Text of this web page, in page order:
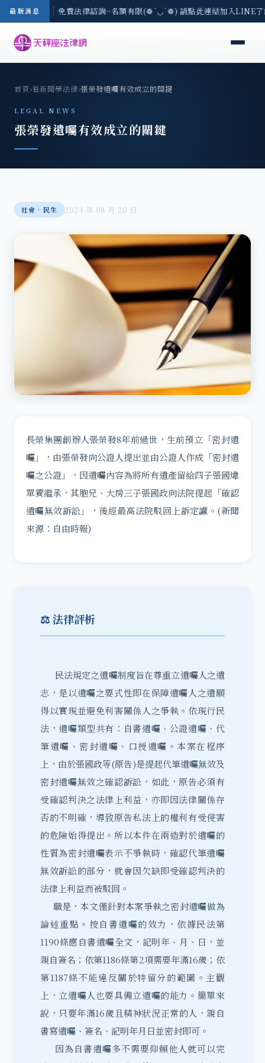
最新消息
-8/3(一) 現場免費法律諮詢~名額有限(❁´◡`❁) 請點此連結加入LINE
首頁›看新聞學法律›張榮發遺囑有效成立的關鍵
LEGAL NEWS
張榮發遺囑有效成立的關鍵
社會‧民生 2024 年 08 月 20 日
長榮集團創辦人張榮發8年前過世，生前預立「密封遺
囑」，由張榮發向公證人提出並由公證人作成「密封遺
囑之公證」，因遺囑內容為將所有遺產留給四子張國煒
單獨繼承，其胞兄、大房三子張國政向法院提起「確認
遺囑無效訴訟」，後經最高法院駁回上訴定讞。(新聞
來源：自由時報)
⚖️ 法律評析
民法規定之遺囑制度旨在尊重立遺囑人之遺
志，是以遺囑之要式性即在保障遺囑人之遺願
得以實現並避免利害關係人之爭執。依現行民
法，遺囑類型共有：自書遺囑、公證遺囑、代
筆遺囑、密封遺囑、口授遺囑。本案在程序
上，由於張國政等(原告)是提起代筆遺囑無效及
密封遺囑無效之確認訴訟，如此，原告必須有
受確認判決之法律上利益，亦即因法律關係存
否的不明確，導致原告私法上的權利有受侵害
的危險始得提出。所以本件在兩造對於遺囑的
性質為密封遺囑表示不爭執時，確認代筆遺囑
無效訴訟的部分，就會因欠缺即受確認判決的
法律上利益而被駁回。
職是，本文僅針對本案爭執之密封遺囑做為
論述重點。按自書遺囑的效力，依據民法第
1190條應自書遺囑全文，記明年、月、日，並
親自簽名；依第1186條第2項需要年滿16歲；依
第1187條不能違反關於特留分的範圍。主觀
上，立遺囑人也要具備立遺囑的能力。簡單來
說，只要年滿16歲且精神狀況正常的人，親自
書寫遺囑、簽名、記明年月日並密封即可。
因為自書遺囑多不需要仰賴他人就可以完